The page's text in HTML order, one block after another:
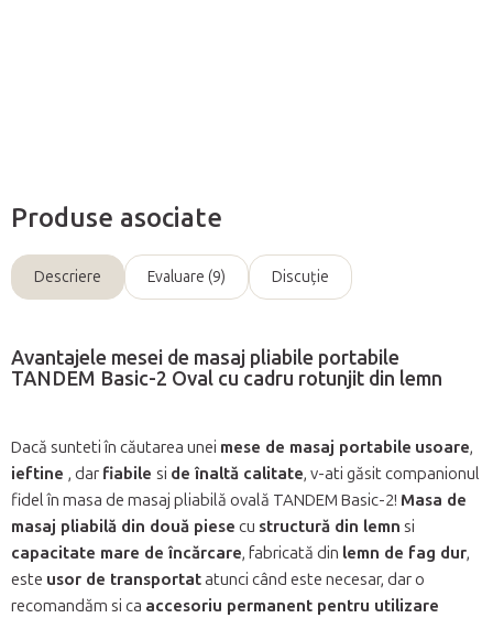
Produse asociate
Descriere Evaluare (9) Discuţie
Avantajele mesei de masaj pliabile portabile
TANDEM Basic-2 Oval cu cadru rotunjit din lemn
Dacă sunteti în căutarea unei mese de masaj portabile usoare,
ieftine , dar fiabile si de înaltă calitate, v-ati găsit companionul
fidel în masa de masaj pliabilă ovală TANDEM Basic-2! Masa de
masaj pliabilă din două piese cu structură din lemn si
capacitate mare de încărcare, fabricată din lemn de fag dur,
este usor de transportatatunci când este necesar, dar o
recomandăm si ca accesoriu permanent pentru utilizare